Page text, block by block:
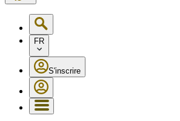
FR
S'inscrire